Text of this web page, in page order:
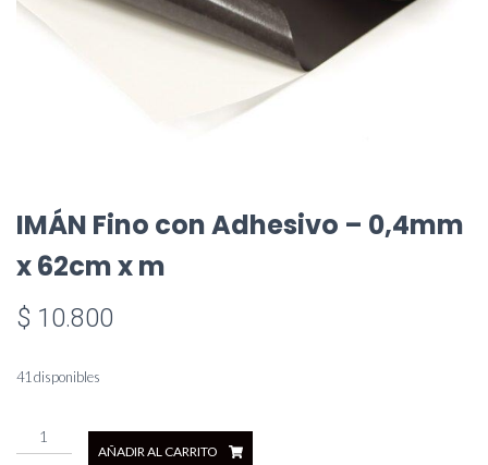
IMÁN Fino con Adhesivo – 0,4mm
x 62cm x m
$ 10.800
41 disponibles
IMÁN
Fino
AÑADIR AL CARRITO